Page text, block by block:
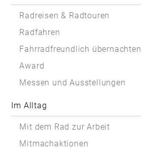
Radreisen & Radtouren
Radfahren
Fahrradfreundlich übernachten
Award
Messen und Ausstellungen
Im Alltag
Mit dem Rad zur Arbeit
Mitmachaktionen